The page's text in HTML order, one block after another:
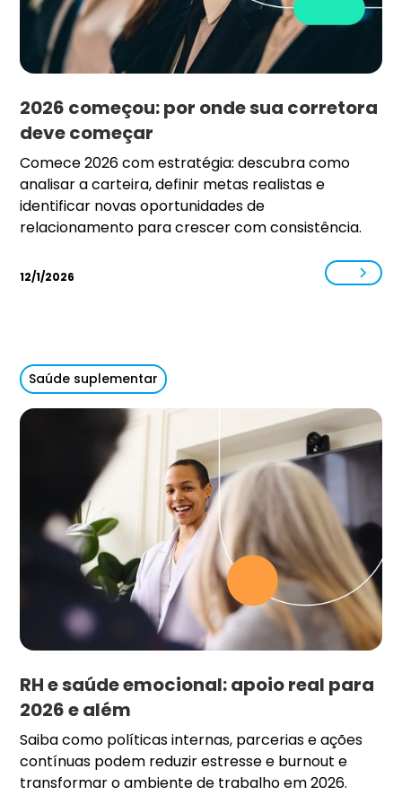
2026 começou: por onde sua corretora
deve começar
Comece 2026 com estratégia: descubra como
analisar a carteira, definir metas realistas e
identificar novas oportunidades de
relacionamento para crescer com consistência.
12/1/2026
Saúde suplementar
RH e saúde emocional: apoio real para
2026 e além
Saiba como políticas internas, parcerias e ações
contínuas podem reduzir estresse e burnout e
transformar o ambiente de trabalho em 2026.